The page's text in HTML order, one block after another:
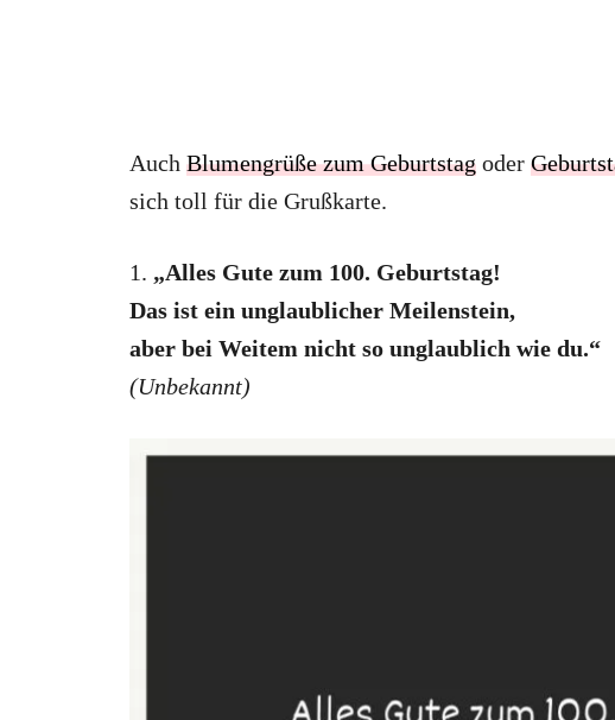
Auch Blumengrüße zum Geburtstag oder
sich toll für die Grußkarte.
1. „Alles Gute zum 100. Geburtstag!
Das ist ein unglaublicher Meilenstein,
aber bei Weitem nicht so unglaublich wie du.“
(Unbekannt)